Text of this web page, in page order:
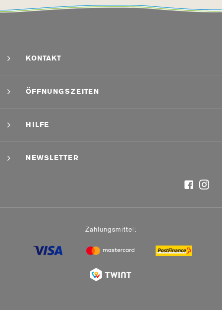
KONTAKT
ÖFFNUNGSZEITEN
HILFE
NEWSLETTER
Zahlungsmittel: